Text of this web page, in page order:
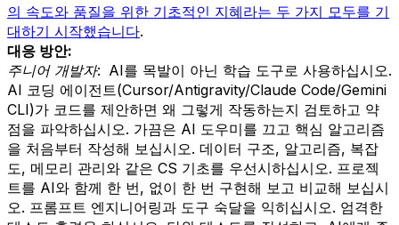
의 속도와 품질을 위한 기초적인 지혜라는 두 가지 모두를 기
대하기 시작했습니다.
대응 방안:
주니어 개발자: AI를 목발이 아닌 학습 도구로 사용하십시오.
AI 코딩 에이전트(Cursor/Antigravity/Claude Code/Gemini
CLI)가 코드를 제안하면 왜 그렇게 작동하는지 검토하고 약
점을 파악하십시오. 가끔은 AI 도우미를 끄고 핵심 알고리즘
을 처음부터 작성해 보십시오. 데이터 구조, 알고리즘, 복잡
도, 메모리 관리와 같은 CS 기초를 우선시하십시오. 프로젝
트를 AI와 함께 한 번, 없이 한 번 구현해 보고 비교해 보십시
오. 프롬프트 엔지니어링과 도구 숙달을 익히십시오. 엄격한